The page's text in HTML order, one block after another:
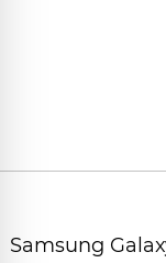
Samsung